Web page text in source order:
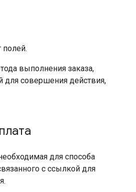
полей.
выполнения заказа,
для совершения действия,
для способа
с ссылкой для